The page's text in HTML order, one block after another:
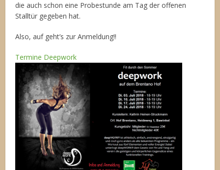
die auch schon eine Probestunde am Tag der offenen
Stalltür gegeben hat.
Also, auf geht’s zur Anmeldung!!
Termine Deepwork